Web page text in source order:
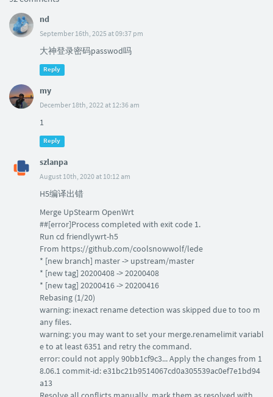
nd
September 16th, 2025 at 09:37 pm
大神登录密码passwod吗
Reply
my
December 18th, 2022 at 12:36 am
1
Reply
szlanpa
August 10th, 2020 at 10:12 am
H5编译出错
Merge UpStearm OpenWrt
##[error]Process completed with exit code 1.
Run cd friendlywrt-h5
From https://github.com/coolsnowwolf/lede
* [new branch] master -> upstream/master
* [new tag] 20200408 -> 20200408
* [new tag] 20200416 -> 20200416
Rebasing (1/20)
warning: inexact rename detection was skipped due to too m
any files.
warning: you may want to set your merge.renamelimit variabl
e to at least 6351 and retry the command.
error: could not apply 90bb1cf9c3... Apply the changes from 1
8.06.1 commit-id: e31bc21b9514067cd0a305539ac0ef7e1bd94
a13